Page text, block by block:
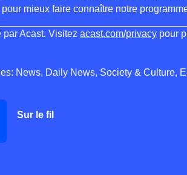
mieux faire connaître notre
par Acast. Visitez acast.com/privacy pour
News, Daily News, Society & Culture,
Sur le fil